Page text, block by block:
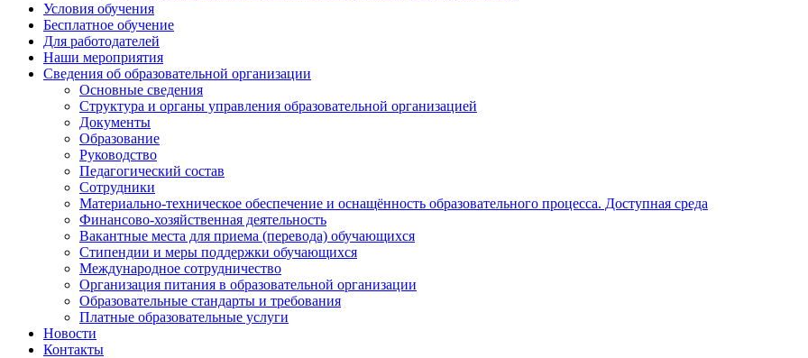
Условия обучения
Бесплатное обучение
Для работодателей
Наши мероприятия
Сведения об образовательной организации
Основные сведения
Структура и органы управления образовательной организацией
Документы
Образование
Руководство
Педагогический состав
Сотрудники
Материально-техническое обеспечение и оснащённость образовательного процесса. Доступная среда
Финансово-хозяйственная деятельность
Вакантные места для приема (перевода) обучающихся
Стипендии и меры поддержки обучающихся
Международное сотрудничество
Организация питания в образовательной организации
Образовательные стандарты и требования
Платные образовательные услуги
Новости
Контакты